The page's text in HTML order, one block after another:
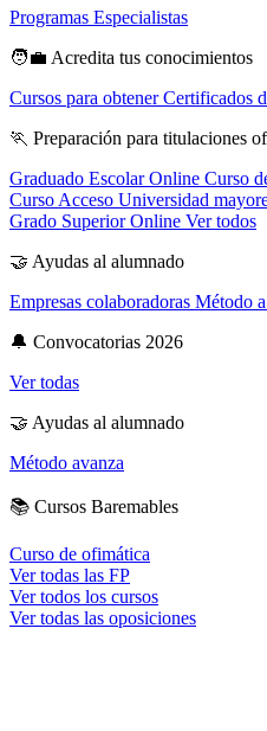
Programas Especialistas
🧑‍💼 Acredita tus conocimientos
Cursos para obtener Certificados
🏃 Preparación para titulaciones
Graduado Escolar Online Curso
Curso Acceso Universidad
Grado Superior Online Ver todos
🤝 Ayudas al alumnado
Empresas colaboradoras Método
🔔 Convocatorias 2026
Ver todas
🤝 Ayudas al alumnado
Método avanza
📚 Cursos Baremables
Curso de ofimática
Ver todas las FP
Ver todos los cursos
Ver todas las oposiciones